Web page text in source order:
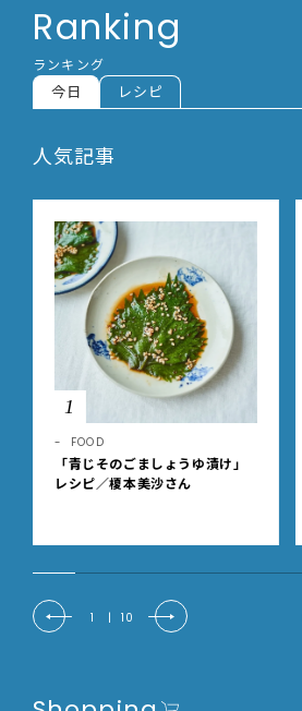
Ranking
ランキング
今日 レシピ
人気記事
1
FOOD
「青じそのごましょうゆ漬け」
レシピ／榎本美沙さん
1 | 10